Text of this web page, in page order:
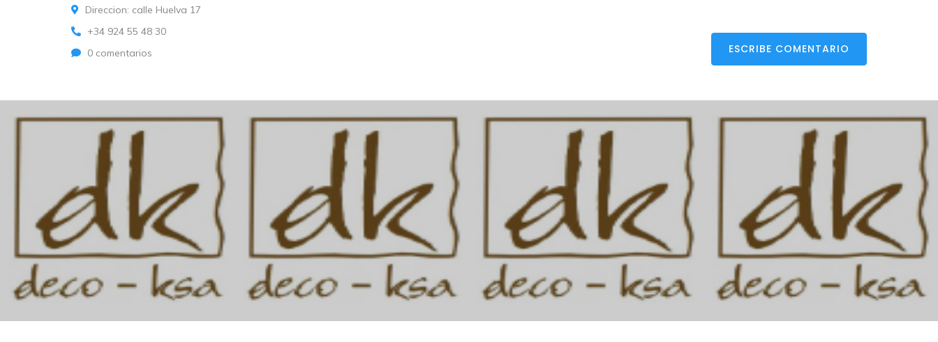
Direccion: calle Huelva 17
+34 924 55 48 30
0 comentarios
ESCRIBE COMENTARIO